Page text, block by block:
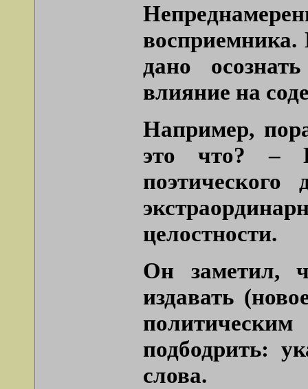
восприемника.
дано
влияние на
Например,
это что? –
целостности.
Он заметил,
издавать
подбодрить:
слова.